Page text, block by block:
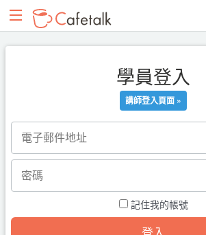
學員登入
講師登入頁面 »
記住我的帳號